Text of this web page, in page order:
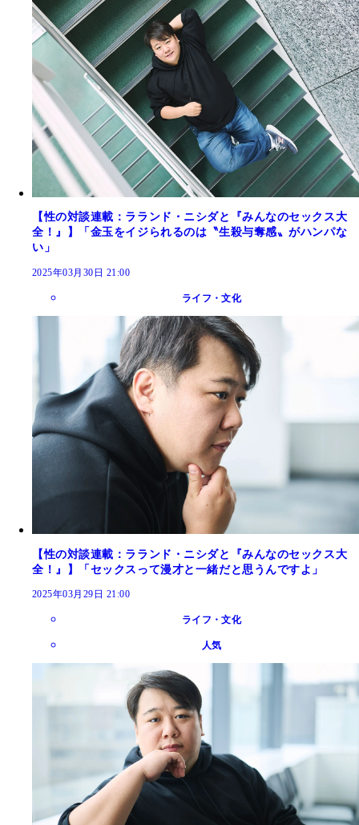
【性の対談連載：ラランド・ニシダと『みんなのセックス大
全！』】「金玉をイジられるのは〝生殺与奪感〟がハンパな
い」
2025年03月30日 21:00
ライフ・文化
【性の対談連載：ラランド・ニシダと『みんなのセックス大
全！』】「セックスって漫才と一緒だと思うんですよ」
2025年03月29日 21:00
ライフ・文化
人気